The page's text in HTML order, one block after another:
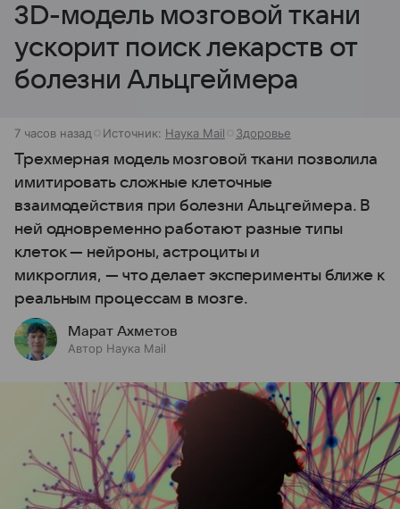
3D-модель мозговой ткани
ускорит поиск лекарств от
болезни Альцгеймера
7 часов назад Источник: Наука Mail Здоровье
Трехмерная модель мозговой ткани позволила
имитировать сложные клеточные
взаимодействия при болезни Альцгеймера. В
ней одновременно работают разные типы
клеток — нейроны, астроциты и
микроглия, — что делает эксперименты ближе к
реальным процессам в мозге.
Марат Ахметов
Автор Наука Mail